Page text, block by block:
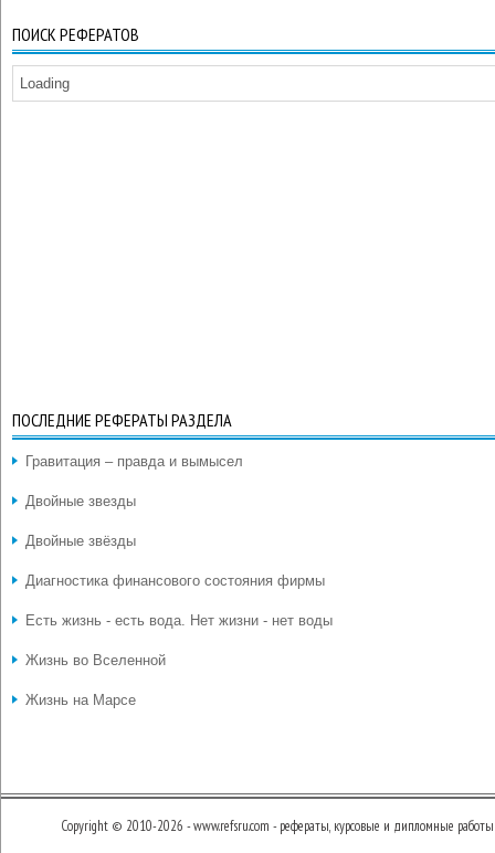
ПОИСК РЕФЕРАТОВ
Loading
ПОСЛЕДНИЕ РЕФЕРАТЫ РАЗДЕЛА
Гравитация – правда и вымысел
Двойные звезды
Двойные звёзды
Диагностика финансового состояния фирмы
Есть жизнь - есть вода. Нет жизни - нет воды
Жизнь во Вселенной
Жизнь на Марсе
Copyright © 2010-2026 - www.refsru.com - рефераты, курсовые и дипломные работы